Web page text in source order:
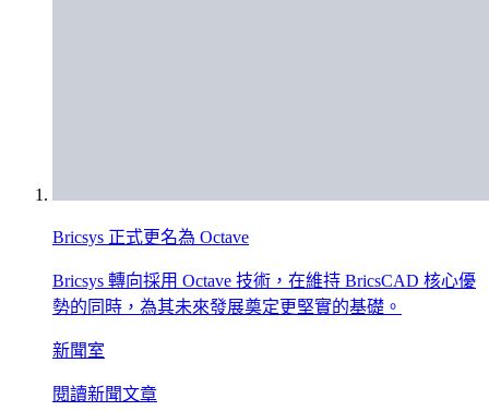
Bricsys 正式更名為 Octave
Bricsys 轉向採用 Octave 技術，在維持 BricsCAD 核心優
勢的同時，為其未來發展奠定更堅實的基礎。
新聞室
閱讀新聞文章